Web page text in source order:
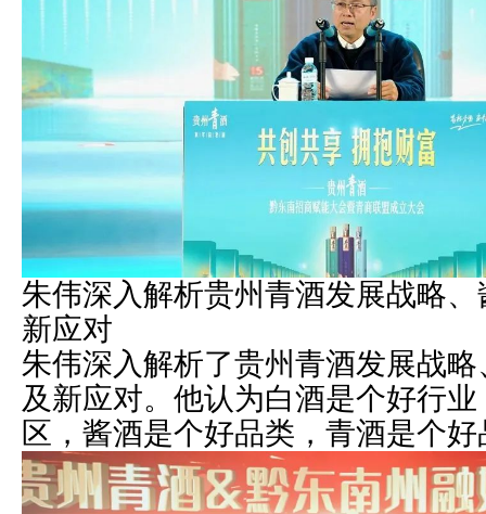
朱伟深入解析贵州青酒发展战略
新应对
朱伟深入解析了贵州青酒发展战
及新应对。他认为白酒是个好行
区，酱酒是个好品类，青酒是个好